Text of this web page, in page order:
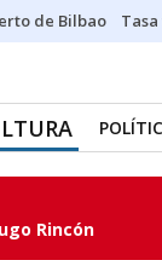
de Bilbao
Rincón